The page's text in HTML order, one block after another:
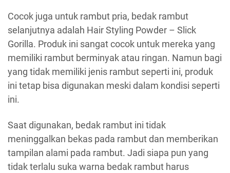
Cocok juga untuk rambut pria, bedak rambut
selanjutnya adalah Hair Styling Powder – Slick
Gorilla. Produk ini sangat cocok untuk mereka yang
memiliki rambut berminyak atau ringan. Namun bagi
yang tidak memiliki jenis rambut seperti ini, produk
ini tetap bisa digunakan meski dalam kondisi seperti
ini.
Saat digunakan, bedak rambut ini tidak
meninggalkan bekas pada rambut dan memberikan
tampilan alami pada rambut. Jadi siapa pun yang
tidak terlalu suka warna bedak rambut harus